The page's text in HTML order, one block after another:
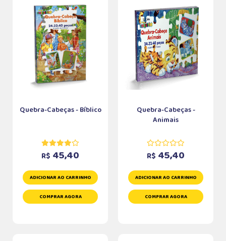
Quebra-Cabeças - Bíblico
R$ 45,40
ADICIONAR AO CARRINHO
COMPRAR AGORA
Quebra-Cabeças -
Animais
R$ 45,40
ADICIONAR AO CARRINHO
COMPRAR AGORA